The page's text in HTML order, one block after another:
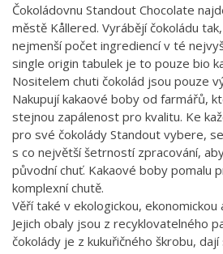
Čokoládovnu Standout Chocolate
městě Kållered. Vyrábějí čokoládu
nejmenší počet ingrediencí v té
single origin tabulek je to pouze bio
Nositelem chuti čokolád jsou pouze
Nakupují kakaové boby od farmářů,
stejnou zapálenost pro kvalitu. Ke
pro své čokolády Standout vybere,
s co největší šetrností zpracování,
původní chuť. Kakaové boby pomalu
komplexní chutě.
Věří také v ekologickou, ekonomickou
Jejich obaly jsou z recyklovatelného
čokolády je z kukuřičného škrobu,